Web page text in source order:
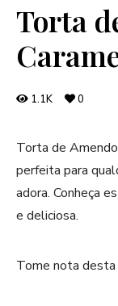
Torta
1.1K 0
Torta de
perfeita para
adora. Conheça
e deliciosa.
Tome nota desta